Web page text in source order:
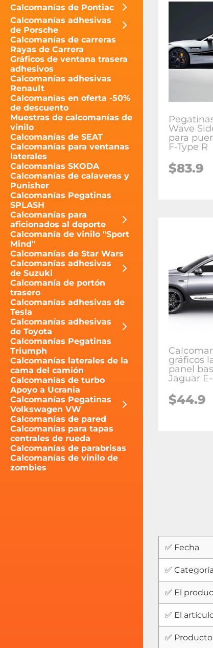
Calcomanías de Pontiac
Calcomanías adhesivas
de Porsche
Calcomanías de carreras
Rayas de Carrera
Gráficos de ventana trasera
adhesivos
Calcomanías adhesivas
Renault
Calcomanías en oferta -50%
de descuento
Muestras de calcomanías de
vinilo
Calcomanías de SEAT
Calcomanías para ventanas
laterales
Calcomanías SKODA
Calcomanías de calaveras y
Punisher
Calcomanías Pegatinas
SPLASH
Calcomanías para
aficionados al deporte
Calcomanía de vinilo "Sport
Mind"
Calcomanías de Star Wars
Calcomanías adhesivas
de Suzuki
Calcomanía de portón
trasero
Calcomanías adhesivas de
Tesla
Calcomanías adhesivas
de Toyota
Calcomanías Pegatinas
Triumph
Calcomanías laterales de la
cama del camión
Calcomanías de turbo
Apoyo a Ucrania
Calcomanías Pegatinas
Volkswagen VW
Calcomanías de pared
Calcomanías para tapas
centrales de rueda
Calcomanías de parabrisas
Calcomanías de vinilo de
zombies
Wave
para
F-Type R
$83.9
gráficos
panel
Jaguar
$44.9
✅ Fecha
✅ Categoría
✅ El
✅ El
✅